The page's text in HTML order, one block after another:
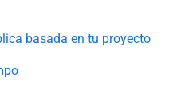
basada en tu proyecto